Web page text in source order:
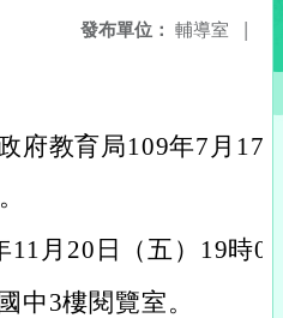
發布單位： 輔導室 |
府教育局109年7月17
11月20日（五）19時
中3樓閱覽室。